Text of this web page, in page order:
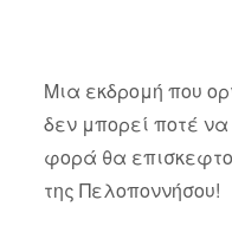
Μια εκδρομή που
δεν μπορεί ποτέ να
φορά θα
της Πελοποννήσου!